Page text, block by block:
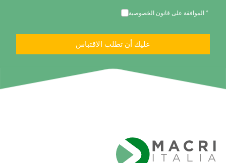
الموافقة على قانون الخصوصية *
عليك أن تطلب الاقتباس